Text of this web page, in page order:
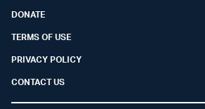
DONATE
TERMS OF USE
PRIVACY POLICY
CONTACT US